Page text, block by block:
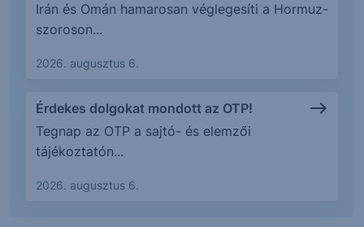
Irán és Omán hamarosan véglegesíti a Hormuz-
szoroson...
2026. augusztus 6.
Érdekes dolgokat mondott az OTP!
Tegnap az OTP a sajtó- és elemzői
tájékoztatón...
2026. augusztus 6.